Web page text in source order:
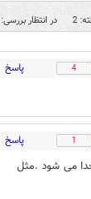
2 در انتظار بررسی: 1
4 پاسخ
1 پاسخ
می شود .مثل